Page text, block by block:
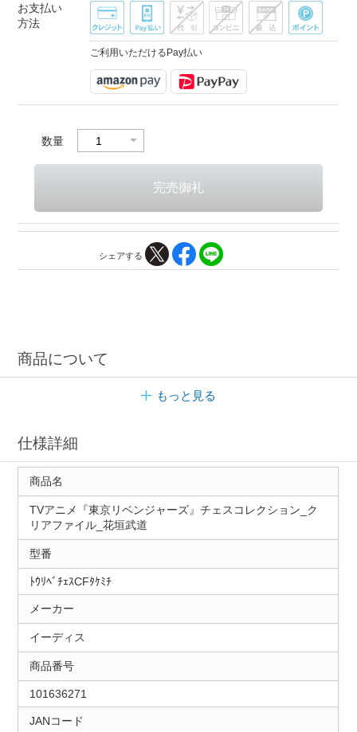
お支払い
方法
ご利用いただけるPay払い
数量
シェアする
商品について
もっと見る
仕様詳細
商品名
TVアニメ『東京リベンジャーズ』チェスコレクション_ク
リアファイル_花垣武道
型番
ﾄｳﾘﾍﾞﾁｪｽCFﾀｹﾐﾁ
メーカー
イーディス
商品番号
101636271
JANコード